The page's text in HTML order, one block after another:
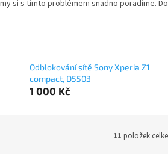
si s tímto problémem snadno poradíme.
Odblokování sítě Sony Xperia Z1
compact, D5503
1 000 Kč
11 položek